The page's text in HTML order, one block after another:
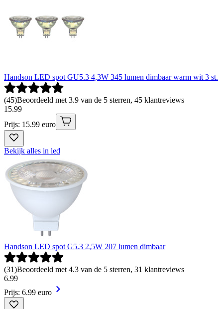
Handson LED spot GU5.3 4,3W 345 lumen dimbaar warm wit 3 st.
(45)Beoordeeld met 3.9 van de 5 sterren, 45 klantreviews
15.99
Prijs: 15.99 euro
Bekijk alles in led
Handson LED spot G5.3 2,5W 207 lumen dimbaar
(31)Beoordeeld met 4.3 van de 5 sterren, 31 klantreviews
6.99
Prijs: 6.99 euro